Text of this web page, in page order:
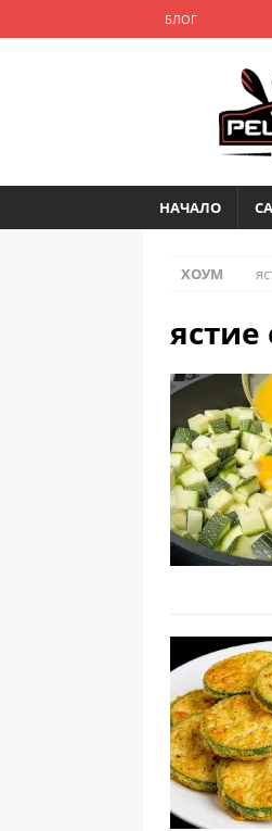
БЛОГ
НАЧАЛО
ХОУМ
ястие